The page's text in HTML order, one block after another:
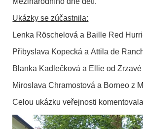
Ukázky se zúčastnila:
Lenka Röschelová a Baille Red
Přibyslava Kopecká a Attila de
Blanka Kadlečková a Ellie od
Miroslava Chramostová a Borneo z
Celou ukázku veřejnosti